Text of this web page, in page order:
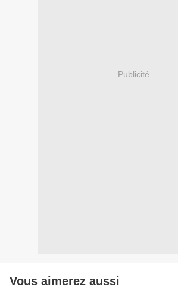
Publicité
Vous aimerez aussi